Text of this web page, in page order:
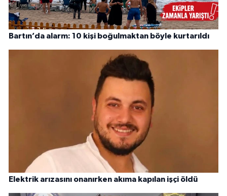
Bartın’da alarm: 10 kişi boğulmaktan böyle kurtarıldı
Elektrik arızasını onanırken akıma kapılan işçi öldü